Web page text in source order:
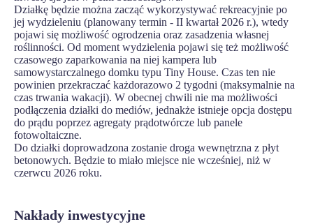
Działkę będzie można zacząć wykorzystywać rekreacyjnie po
jej wydzieleniu (planowany termin - II kwartał 2026 r.), wtedy
pojawi się możliwość ogrodzenia oraz zasadzenia własnej
roślinności. Od moment wydzielenia pojawi się też możliwość
czasowego zaparkowania na niej kampera lub
samowystarczalnego domku typu Tiny House. Czas ten nie
powinien przekraczać każdorazowo 2 tygodni (maksymalnie na
czas trwania wakacji). W obecnej chwili nie ma możliwości
podłączenia działki do mediów, jednakże istnieje opcja dostępu
do prądu poprzez agregaty prądotwórcze lub panele
fotowoltaiczne.
Do działki doprowadzona zostanie droga wewnętrzna z płyt
betonowych. Będzie to miało miejsce nie wcześniej, niż w
czerwcu 2026 roku.
Nakłady inwestycyjne